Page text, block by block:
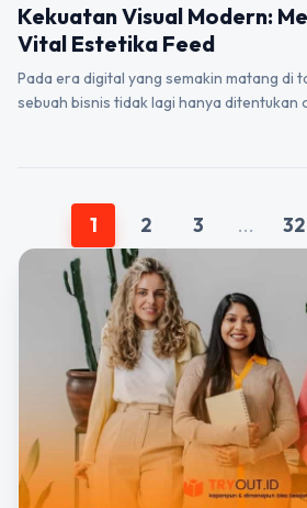
Kekuatan Visual Modern:
Vital Estetika Feed
Pada era digital yang semakin matang di
sebuah bisnis tidak lagi hanya ditentukan
1 2 3 ... 32